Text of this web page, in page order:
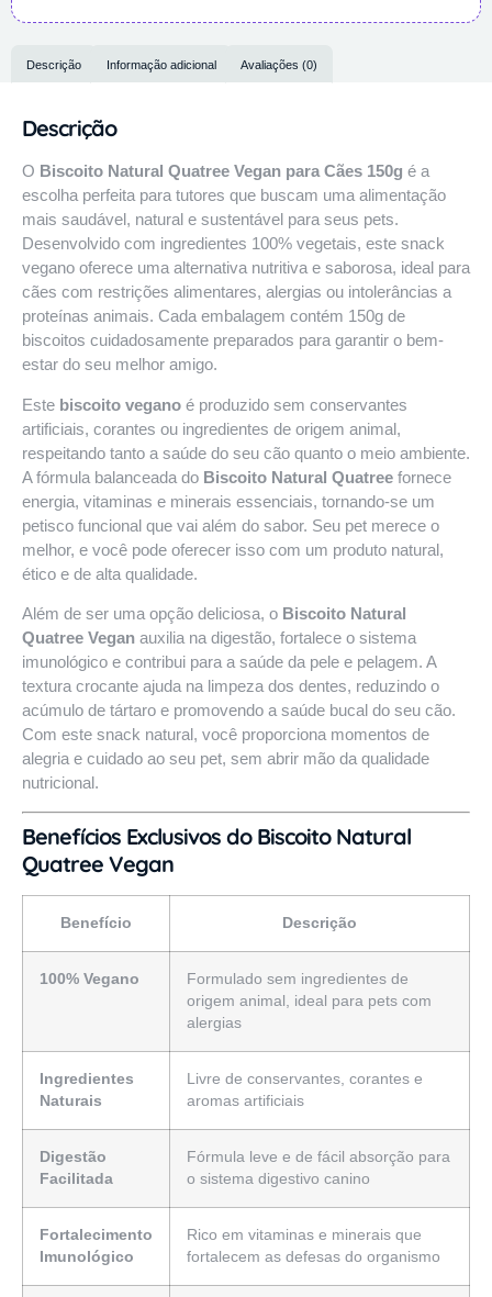
Descrição Informação adicional Avaliações (0)
Descrição
O Biscoito Natural Quatree Vegan para Cães 150g é a
escolha perfeita para tutores que buscam uma alimentação
mais saudável, natural e sustentável para seus pets.
Desenvolvido com ingredientes 100% vegetais, este snack
vegano oferece uma alternativa nutritiva e saborosa, ideal para
cães com restrições alimentares, alergias ou intolerâncias a
proteínas animais. Cada embalagem contém 150g de
biscoitos cuidadosamente preparados para garantir o bem-
estar do seu melhor amigo.
Este biscoito vegano é produzido sem conservantes
artificiais, corantes ou ingredientes de origem animal,
respeitando tanto a saúde do seu cão quanto o meio ambiente.
A fórmula balanceada do Biscoito Natural Quatree fornece
energia, vitaminas e minerais essenciais, tornando-se um
petisco funcional que vai além do sabor. Seu pet merece o
melhor, e você pode oferecer isso com um produto natural,
ético e de alta qualidade.
Além de ser uma opção deliciosa, o Biscoito Natural
Quatree Vegan auxilia na digestão, fortalece o sistema
imunológico e contribui para a saúde da pele e pelagem. A
textura crocante ajuda na limpeza dos dentes, reduzindo o
acúmulo de tártaro e promovendo a saúde bucal do seu cão.
Com este snack natural, você proporciona momentos de
alegria e cuidado ao seu pet, sem abrir mão da qualidade
nutricional.
Benefícios Exclusivos do Biscoito Natural
Quatree Vegan
Benefício Descrição
100% Vegano
Formulado sem ingredientes de
origem animal, ideal para pets com
alergias
Ingredientes
Naturais
Livre de conservantes, corantes e
aromas artificiais
Digestão
Facilitada
Fórmula leve e de fácil absorção para
o sistema digestivo canino
Fortalecimento
Imunológico
Rico em vitaminas e minerais que
fortalecem as defesas do organismo